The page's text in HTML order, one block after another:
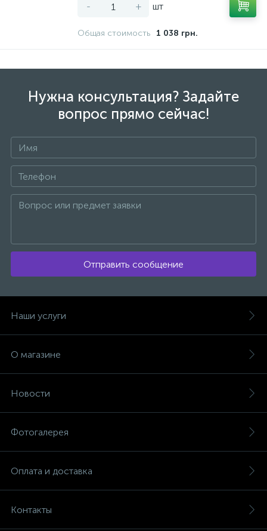
- + шт
Общая стоимость 1 038 грн.
Нужна консультация? Задайте
вопрос прямо сейчас!
Отправить сообщение
Наши услуги
О магазине
Новости
Фотогалерея
Оплата и доставка
Контакты